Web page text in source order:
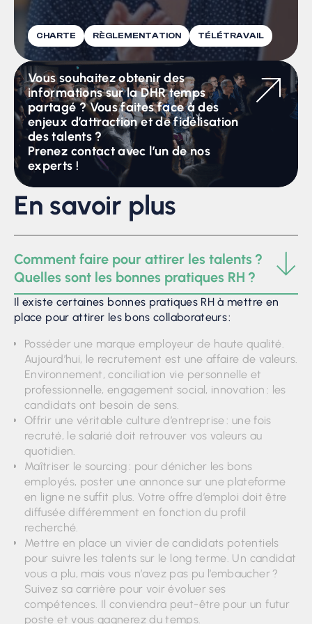
CHARTE RÈGLEMENTATION TÉLÉTRAVAIL
Vous souhaitez obtenir des
informations sur la DHR temps
partagé ? Vous faites face à des
enjeux d’attraction et de fidélisation
des talents ?
Prenez contact avec l’un de nos
experts !
En savoir plus
Comment faire pour attirer les talents ?
Quelles sont les bonnes pratiques RH ?
Il existe certaines bonnes pratiques RH à mettre en
place pour attirer les bons collaborateurs :
Posséder une marque employeur de haute qualité.
Aujourd’hui, le recrutement est une affaire de valeurs.
Environnement, conciliation vie personnelle et
professionnelle, engagement social, innovation : les
candidats ont besoin de sens.
Offrir une véritable culture d’entreprise : une fois
recruté, le salarié doit retrouver vos valeurs au
quotidien.
Maîtriser le sourcing : pour dénicher les bons
employés, poster une annonce sur une plateforme
en ligne ne suffit plus. Votre offre d’emploi doit être
diffusée différemment en fonction du profil
recherché.
Mettre en place un vivier de candidats potentiels
pour suivre les talents sur le long terme. Un candidat
vous a plu, mais vous n’avez pas pu l’embaucher ?
Suivez sa carrière pour voir évoluer ses
compétences. Il conviendra peut-être pour un futur
poste et vous gagnerez du temps.